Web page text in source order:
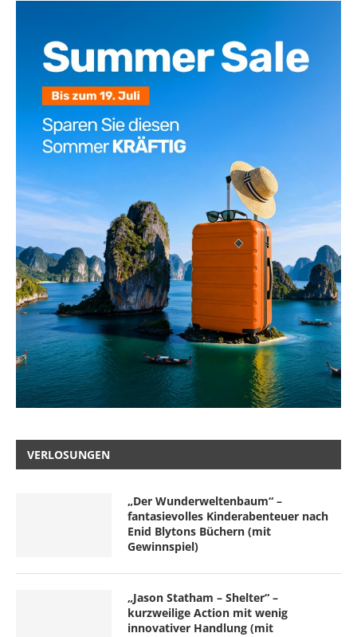
VERLOSUNGEN
„Der Wunderweltenbaum“ –
fantasievolles Kinderabenteuer nach
Enid Blytons Büchern (mit
Gewinnspiel)
„Jason Statham – Shelter“ –
kurzweilige Action mit wenig
innovativer Handlung (mit